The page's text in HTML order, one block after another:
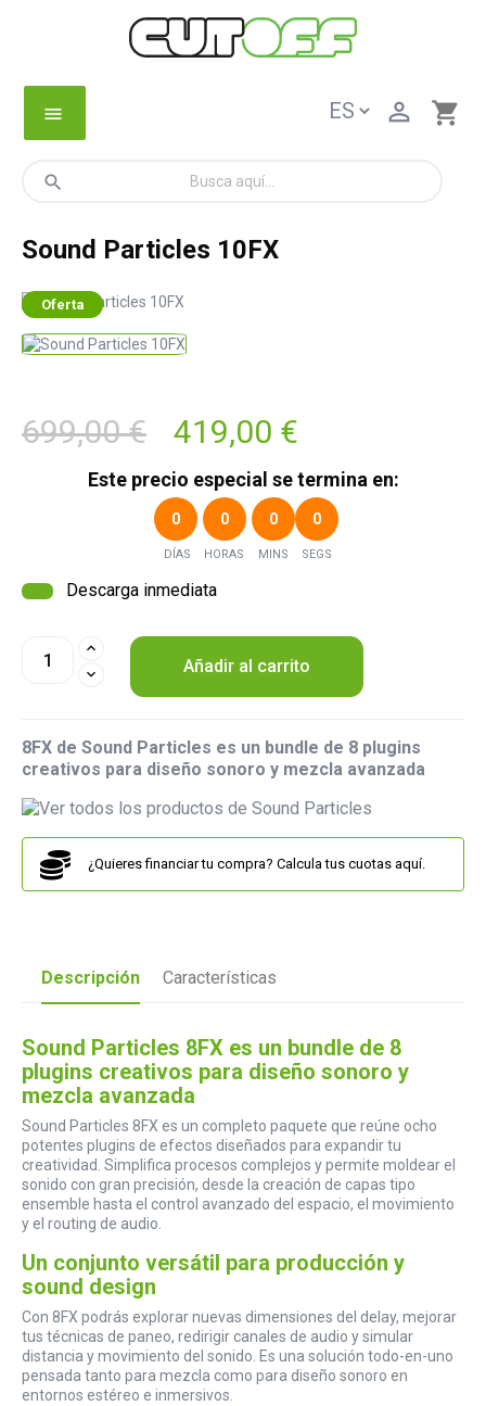
menu shopping_cart

search
Sound Particles 10FX
Oferta
699,00 € 419,00 €
Este precio especial se termina en:
0
SEGS
0
MINS
0
HORAS
0
DÍAS
Descarga inmediata
Añadir al carrito
8FX de Sound Particles es un bundle de 8 plugins
creativos para diseño sonoro y mezcla avanzada
¿Quieres financiar tu compra? Calcula tus cuotas aquí.
Descripción Características
Sound Particles 8FX es un bundle de 8
plugins creativos para diseño sonoro y
mezcla avanzada
Sound Particles 8FX es un completo paquete que reúne ocho
potentes plugins de efectos diseñados para expandir tu
creatividad. Simplifica procesos complejos y permite moldear el
sonido con gran precisión, desde la creación de capas tipo
ensemble hasta el control avanzado del espacio, el movimiento
y el routing de audio.
Un conjunto versátil para producción y
sound design
Con 8FX podrás explorar nuevas dimensiones del delay, mejorar
tus técnicas de paneo, redirigir canales de audio y simular
distancia y movimiento del sonido. Es una solución todo-en-uno
pensada tanto para mezcla como para diseño sonoro en
entornos estéreo e inmersivos.